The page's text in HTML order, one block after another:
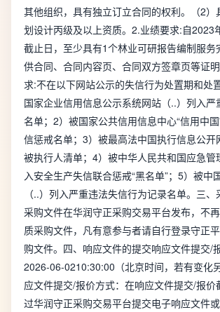
其他组织，具有独立订立合同的权利。（2）
划设计丙级及以上资质。2.业绩要求:自2023
截止日，至少具有1个林业可研报告编制服务
供合同、合同内容页、合同双方签章页等证
求:不在以下网站公示的失信行为处置期和处
国家企业信用信息公示系统网站（..）列入严
名单；2）被国家公共信用信息中心“信用中
信惩戒名单；3）被最高法中国执行信息公开
被执行人清单；4）被中华人民共和国应急管
入安全生产失信联合惩戒“黑名单”；5）被中
（..）列入严重违法失信行为记录名单。三
采购文件在华润守正采购交易平台发布，不
质采购文件，凡有意参与者请自行登录守正
购文件。四、响应文件的提交响应文件提交/
2026-06-0210:30:00（北京时间，若有变化
应文件提交/报价方式：在响应文件提交/报价
过华润守正采购交易平台提交电子响应文件